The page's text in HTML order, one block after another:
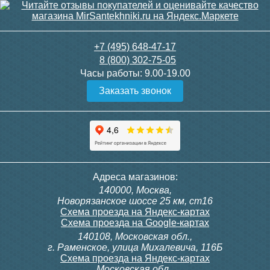
Держатель-крепление для
Держатель-крепление для
полотенцесушителя 1 дюйм
15 850
Подробнее Подробнее
водяной G [1"] 400/1000
14 900
полки 60/50 1" Водяной
3 380
+7 (495) 648-47-17
8 (800) 302-75-05
Часы работы: 9.00-19.00
Заказать звонок
Адреса магазинов:
140000, Москва,
Новорязанское шоссе 25 км, ст16
Схема проезда на Яндекс-картах
Схема проезда на Google-картах
140108, Московская обл.,
г. Раменское, улица Михалевича, 116Б
Схема проезда на Яндекс-картах